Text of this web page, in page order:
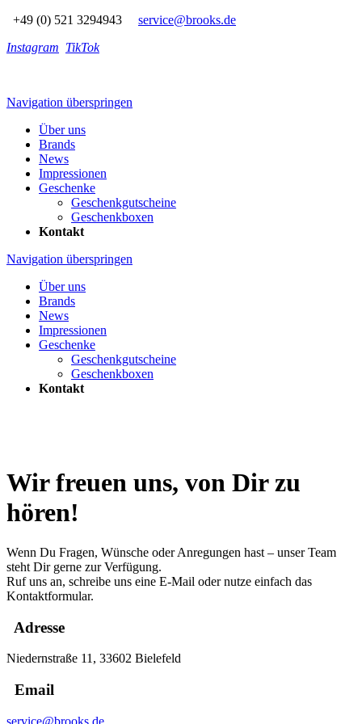
+49 (0) 521 3294943
service@brooks.de
Instagram TikTok
Navigation überspringen
Über uns
Brands
News
Impressionen
Geschenke
Geschenkgutscheine
Geschenkboxen
Kontakt
Navigation überspringen
Über uns
Brands
News
Impressionen
Geschenke
Geschenkgutscheine
Geschenkboxen
Kontakt
Wir freuen uns, von Dir zu
hören!
Wenn Du Fragen, Wünsche oder Anregungen hast – unser Team
steht Dir gerne zur Verfügung.
Ruf uns an, schreibe uns eine E-Mail oder nutze einfach das
Kontaktformular.
Adresse
Niedernstraße 11, 33602 Bielefeld
Email
service@brooks.de